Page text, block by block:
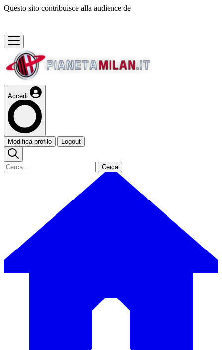
Questo sito contribuisce alla audience de
Accedi
Modifica profilo Logout
Cerca